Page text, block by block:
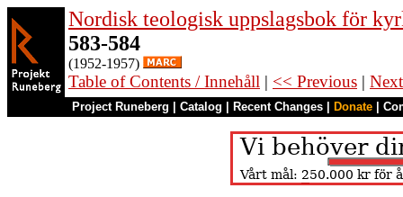
Nordisk teologisk uppslagsbok för
583-584
(1952-1957)
Table of Contents / Innehåll | << Previous |
Project Runeberg Catalog Recent Changes Donate